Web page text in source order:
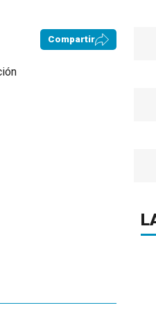
Compartir